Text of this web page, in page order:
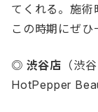
てくれる。施
この時期にぜひ
◎ 渋谷店 （渋
HotPepper